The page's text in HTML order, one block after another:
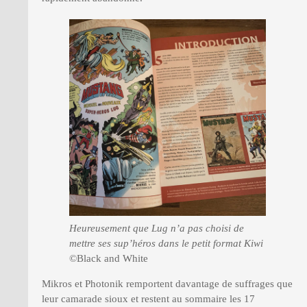
Heureusement que Lug n’a pas choisi de
mettre ses sup’héros dans le petit format Kiwi
©Black and White
Mikros et Photonik remportent davantage de suffrages que
leur camarade sioux et restent au sommaire les 17